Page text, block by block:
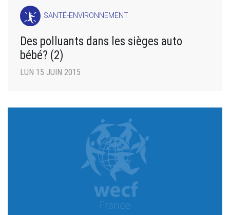
SANTÉ-ENVIRONNEMENT
Des polluants dans les sièges auto
bébé? (2)
LUN 15 JUIN 2015